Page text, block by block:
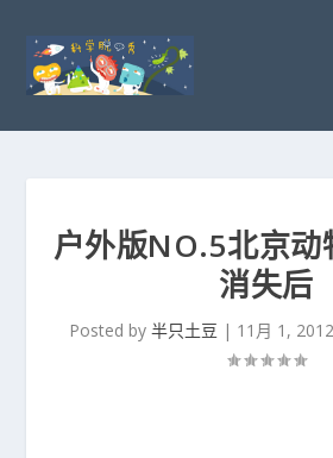
户外版NO.5北京动
消失后
Posted by 半只土豆 | 11月 1, 2012